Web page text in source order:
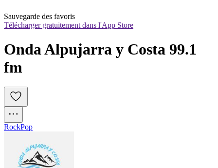
Sauvegarde des favoris
Télécharger gratuitement dans l'App Store
Onda Alpujarra y Costa 99.1
fm
RockPop